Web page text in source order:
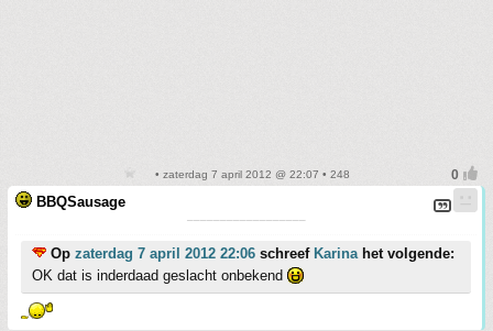
• zaterdag 7 april 2012 @ 22:07 • 248
BBQSausage
¯¯¯¯¯¯¯¯¯¯¯¯¯¯¯¯¯¯
Op zaterdag 7 april 2012 22:06 schreef Karinahet volgende:
OK dat is inderdaad geslacht onbekend